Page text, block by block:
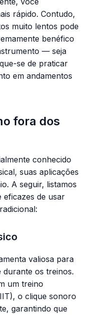
rápido. Contudo,
muito lentos pode
benéfico
— seja
se de praticar
em andamentos
fora dos
conhecido
suas aplicações
A seguir, listamos
eficazes de usar
valiosa para
durante os treinos.
um treino
o clique sonoro
garantindo que